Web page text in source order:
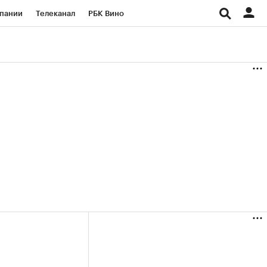
Телеканал РБК Вино